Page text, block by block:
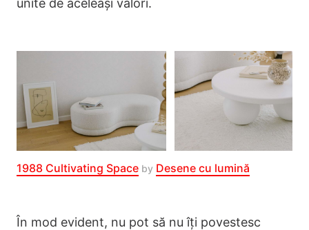
unite de aceleași valori.
1988 Cultivating Space by Desene cu lumină
În mod evident, nu pot să nu îți povestesc